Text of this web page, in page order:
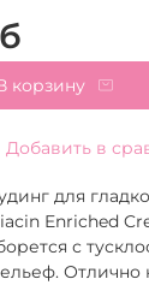
Добавить в
корзину
для
Enriched
с
Отлично